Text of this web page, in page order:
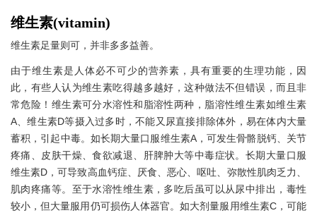
维生素(vitamin)
维生素足量则可，并非多多益善。
由于维生素是人体必不可少的营养素，具有重要的生理功能，因
此，有些人认为维生素吃得越多越好，这种做法不但错误，而且非
常危险！维生素可分水溶性和脂溶性两种，脂溶性维生素如维生素
A、维生素D等摄入过多时，不能又尿直接排除体外，易在体内大量
蓄积，引起中毒。如长期大量口服维生素A，可发生骨骼脱钙、关节
疼痛、皮肤干燥、食欲减退、肝脾肿大等中毒症状。长期大量口服
维生素D，可导致高血钙症、厌食、恶心、呕吐、弥散性肌肉乏力、
肌肉疼痛等。至于水溶性维生素，多吃后虽可以从尿中排出，毒性
较小，但大量服用仍可损伤人体器官。如大剂量服用维生素C，可能